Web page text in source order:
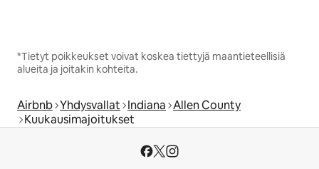
*Tietyt poikkeukset voivat koskea tiettyjä maantieteellisiä
alueita ja joitakin kohteita.
Airbnb Yhdysvallat Indiana Allen County
Kuukausimajoitukset